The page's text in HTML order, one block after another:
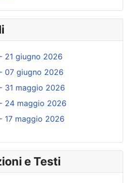
21 giugno 2026
07 giugno 2026
31 maggio 2026
24 maggio 2026
17 maggio 2026
e Testi